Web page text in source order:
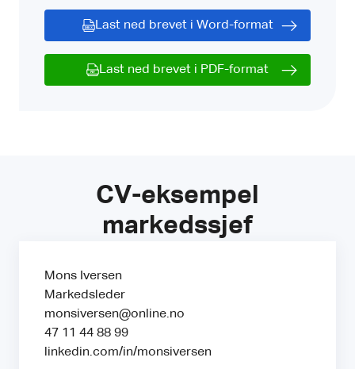
Last ned brevet i Word-format
Last ned brevet i PDF-format
CV-eksempel
markedssjef
Mons Iversen
Markedsleder
monsiversen@online.no
47 11 44 88 99
linkedin.com/in/monsiversen